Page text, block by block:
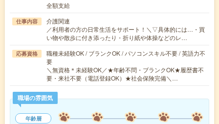
全額支給
仕事内容
介護関連
／利用者の方の日常生活をサポート！＼▽具体的には…・買
い物や散歩に付き添ったり・折り紙や体操などのレ…
応募資格
職種未経験OK / ブランクOK / パソコンスキル不要 / 英語力不
要
＼無資格＊未経験OK／★年齢不問・ブランクOK★履歴書不
要・来社不要（電話登録OK）★社会保険完備＼…
職場の雰囲気
年齢層